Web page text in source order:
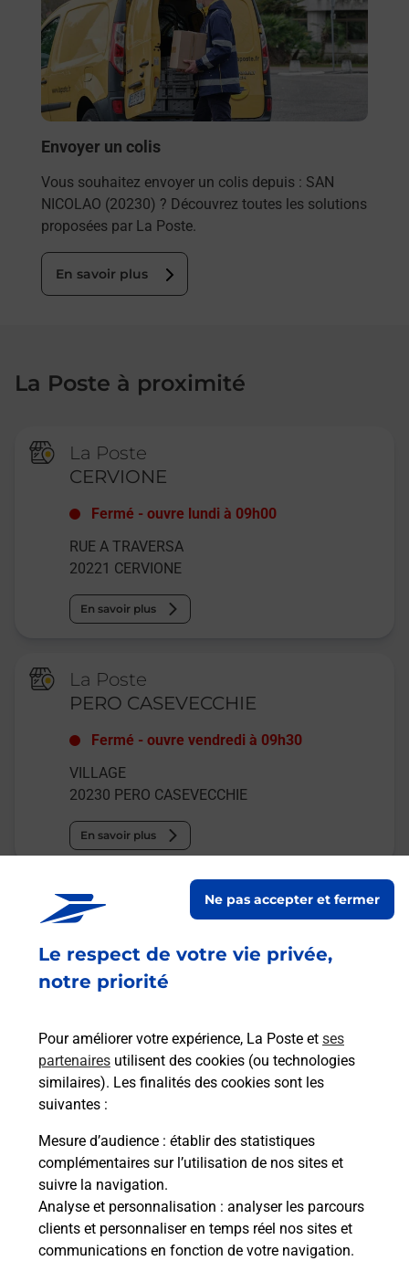
Le respect de votre vie privée,
notre priorité
Pour améliorer votre expérience, La Poste et ses
partenaires utilisent des cookies (ou technologies
similaires). Les finalités des cookies sont les
suivantes :
Mesure d’audience : établir des statistiques
complémentaires sur l’utilisation de nos sites et
suivre la navigation.
Analyse et personnalisation : analyser les parcours
clients et personnaliser en temps réel nos sites et
communications en fonction de votre navigation.
Ne pas accepter et fermer
Envoyer un colis
Vous souhaitez envoyer un colis depuis : SAN
NICOLAO (20230) ? Découvrez toutes les solutions
proposées par La Poste.
En savoir plus
La Poste à proximité
La Poste
CERVIONE
Fermé -ouvre lundi à 09h00
RUE A TRAVERSA
20221 CERVIONE
En savoir plus
La Poste
PERO CASEVECCHIE
Fermé -ouvre vendredi à 09h30
VILLAGE
20230 PERO CASEVECCHIE
En savoir plus
Malin !
La Poste
en ligne
Questions fréquemment posées